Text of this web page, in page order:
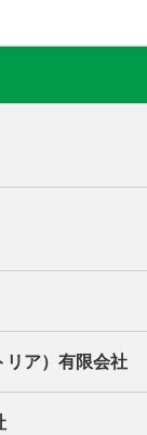
リア）有限会社